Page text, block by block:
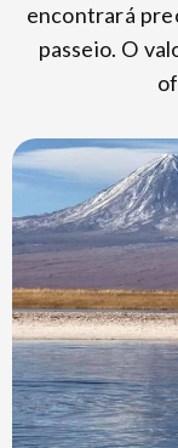
encontrará
passeio. O